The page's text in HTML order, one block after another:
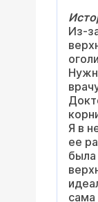
Из-
Я в
ее
была
сама